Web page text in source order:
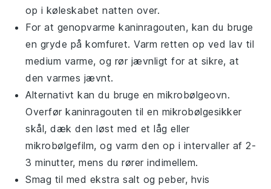
op i køleskabet natten over.
For at genopvarmekaninragouten, kan du bruge
en gryde på komfuret. Varm retten op ved lav til
medium varme, og rør jævnligt for at sikre, at
den varmes jævnt.
Alternativt kan du bruge en mikrobølgeovn.
Overførkaninragouten til en mikrobølgesikker
skål, dæk den løst med et låg eller
mikrobølgefilm, og varm den op i intervaller af 2-
3 minutter, mens du rører indimellem.
Smag til med ekstrasalt ogpeber, hvis